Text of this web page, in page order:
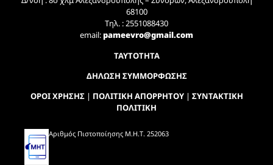
68100
Τηλ. : 2551088430
email:pameevro@gmail.com
ΤΑΥΤΟΤΗΤΑ
ΔΗΛΩΣΗ ΣΥΜΜΟΡΦΩΣΗΣ
ΟΡΟΙ ΧΡΗΣΗΣ| ΠΟΛΙΤΙΚΗ ΑΠΟΡΡΗΤΟΥ| ΣΥΝΤΑΚΤΙΚΗ
ΠΟΛΙΤΙΚΗ
Αριθμός Πιστοποίησης Μ.Η.Τ. 252063